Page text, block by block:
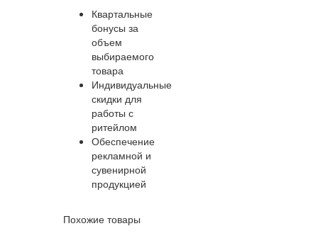
Квартальные
бонусы за
объем
выбираемого
товара
Индивидуальные
скидки для
работы с
ритейлом
Обеспечение
рекламной и
сувенирной
продукцией
Похожие товары